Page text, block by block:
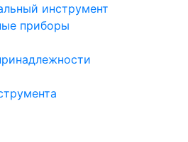
инструмент
приборы